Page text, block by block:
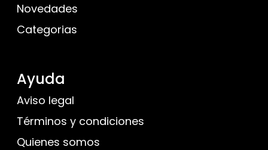
Novedades
Categorias
Ayuda
Aviso legal
Términos y condiciones
Quienes somos